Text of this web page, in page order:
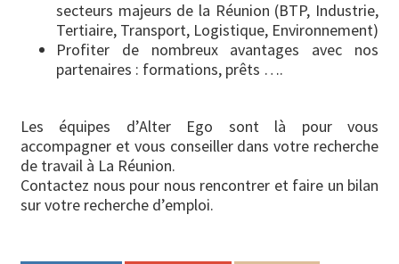
secteurs majeurs de la Réunion (BTP, Industrie,
Tertiaire, Transport, Logistique, Environnement)
Profiter de nombreux avantages avec nos
partenaires : formations, prêts ….
Les équipes d’Alter Ego sont là pour vous
accompagner et vous conseiller dans votre recherche
de travail à La Réunion.
Contactez nous pour nous rencontrer et faire un bilan
sur votre recherche d’emploi.